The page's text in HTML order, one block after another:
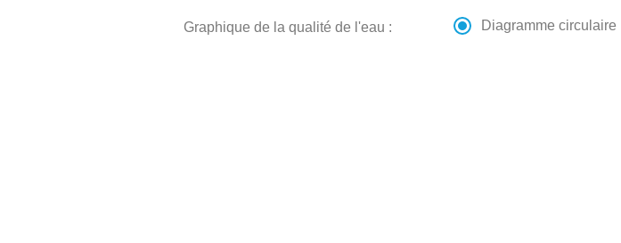
Graphique de la qualité de l'eau : Diagramme circulaire